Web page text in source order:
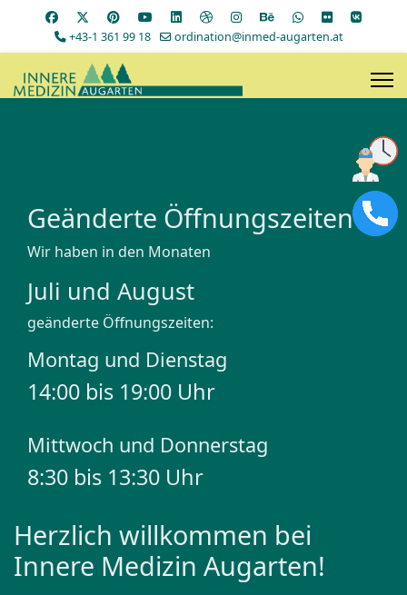
+43-1 361 99 18 ordination@inmed-augarten.at
Geänderte Öffnungszeiten
Wir haben in den Monaten
Juli und August
geänderte Öffnungszeiten:
Montag und Dienstag
14:00 bis 19:00 Uhr
Mittwoch und Donnerstag
8:30 bis 13:30 Uhr
Herzlich willkommen bei
Innere Medizin Augarten!